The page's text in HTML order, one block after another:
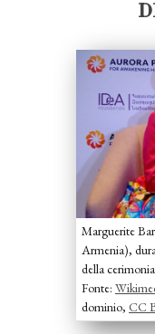
Marguerite
Armenia),
della
Fonte:
dominio, CC